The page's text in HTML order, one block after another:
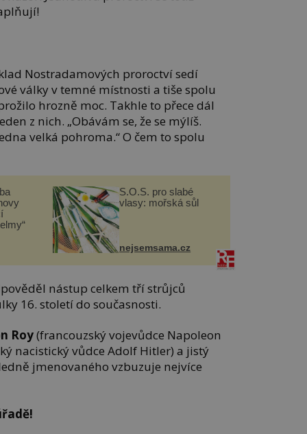
Nostradamových proroctví sedí
války v temné místnosti a tiše spolu
hrozně moc. Takhle to přece dál
z nich. „Obávám se, že se mýlíš.
velká pohroma.“ O čem to spolu
S.O.S. pro slabé
vlasy: mořská sůl
nejsemsama.cz
nástup celkem tří strůjců
16. století do současnosti.
Roy(francouzský vojevůdce Napoleon
nacistický vůdce Adolf Hitler) a jistý
jmenovaného vzbuzuje nejvíce